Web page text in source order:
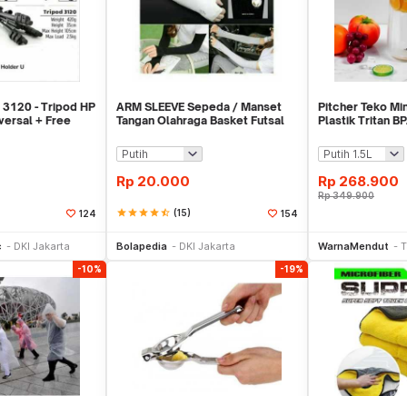
- Tripod HP
+ Free
124
DKI Jakarta
ARM SLEEVE Sepeda / Manset
Tangan Olahraga Basket Futsal
Rp 20.000
starstarstarstarstar_half (15) 154
Bolapedia DKI Jakarta
Pitcher Teko
Plastik Tritan
Rp 268.900
Rp349.900
WarnaMendut
-10% -19%